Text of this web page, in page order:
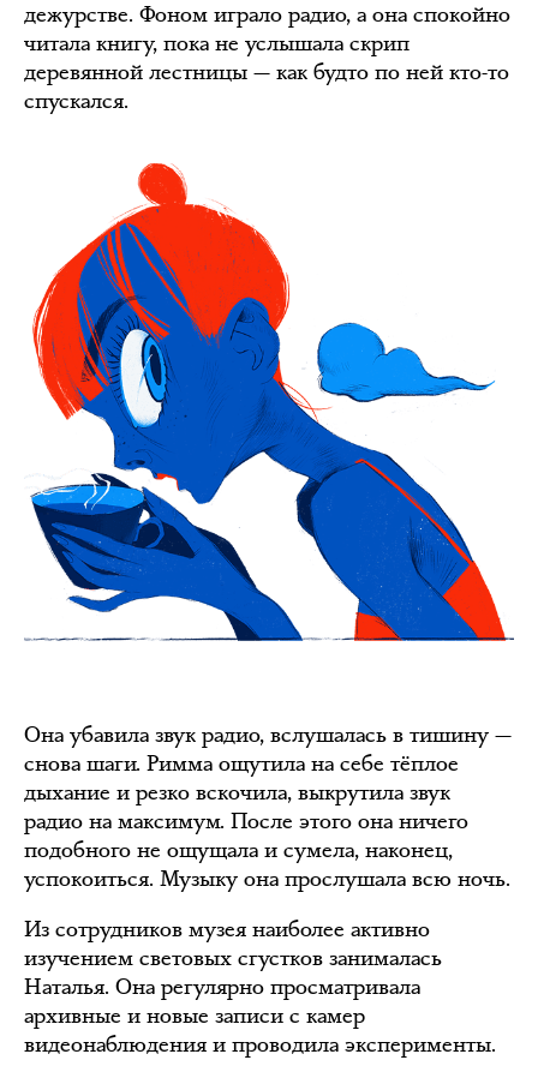
дежурстве. Фоном играло радио, а она спокойно
читала книгу, пока не услышала скрип
деревянной лестницы — как будто по ней кто-то
спускался.
Она убавила звук радио, вслушалась в тишину —
снова шаги. Римма ощутила на себе тёплое
дыхание и резко вскочила, выкрутила звук
радио на максимум. После этого она ничего
подобного не ощущала и сумела, наконец,
успокоиться. Музыку она прослушала всю ночь.
Из сотрудников музея наиболее активно
изучением световых сгустков занималась
Наталья. Она регулярно просматривала
архивные и новые записи с камер
видеонаблюдения и проводила эксперименты.